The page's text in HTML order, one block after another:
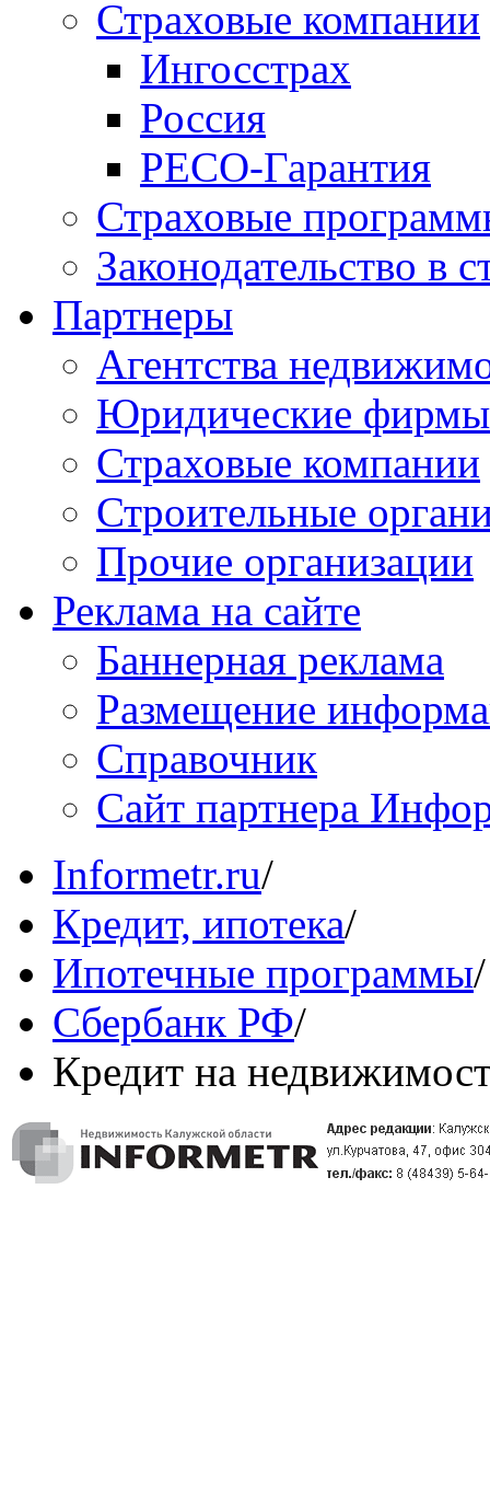
Страховые компании
Ингосстрах
Россия
РЕСО-Гарантия
Страховые
Законодательство в
Партнеры
Агентства
Юридические фирмы
Страховые компании
Строительные
Прочие организации
Реклама на сайте
Баннерная реклама
Размещение
Справочник
Сайт партнера
Informetr.ru/
Кредит, ипотека/
Ипотечные программы/
Сбербанк РФ/
Кредит на